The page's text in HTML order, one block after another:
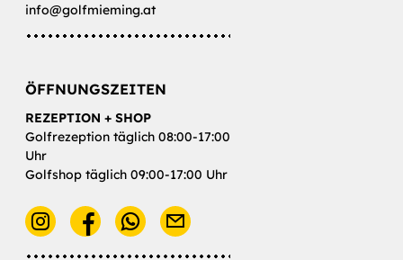
info@golfmieming.at
ÖFFNUNGSZEITEN
REZEPTION + SHOP
Golfrezeption täglich 08:00-17:00
Uhr
Golfshop täglich 09:00-17:00 Uhr
E-Mail